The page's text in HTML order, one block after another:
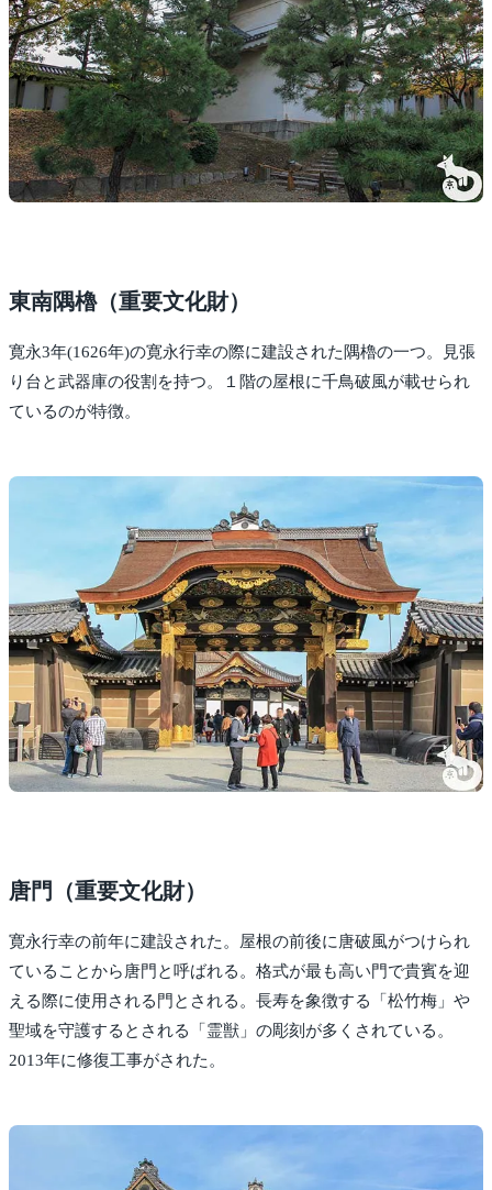
東南隅櫓（重要文化財）
寛永3年(1626年)の寛永行幸の際に建設された隅櫓の一つ。見張
り台と武器庫の役割を持つ。１階の屋根に千鳥破風が載せられ
ているのが特徴。
唐門（重要文化財）
寛永行幸の前年に建設された。屋根の前後に唐破風がつけられ
ていることから唐門と呼ばれる。格式が最も高い門で貴賓を迎
える際に使用される門とされる。長寿を象徴する「松竹梅」や
聖域を守護するとされる「霊獣」の彫刻が多くされている。
2013年に修復工事がされた。